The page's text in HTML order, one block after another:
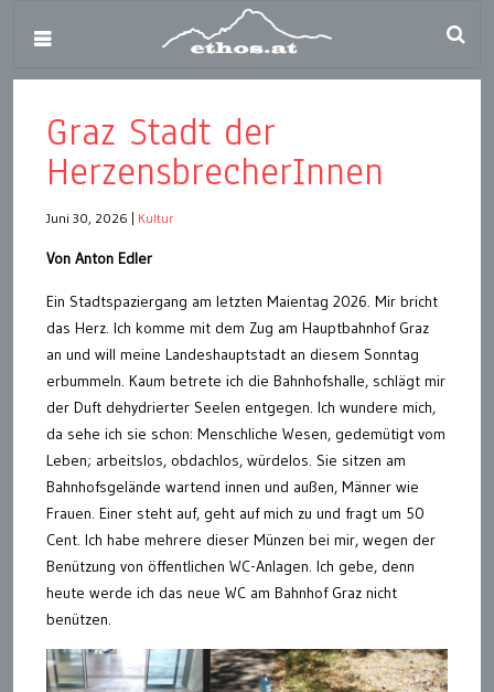
Graz Stadt der
HerzensbrecherInnen
Juni 30, 2026 Kultur
Von Anton Edler
Ein Stadtspaziergang am letzten Maientag 2026. Mir bricht
das Herz. Ich komme mit dem Zug am Hauptbahnhof Graz
an und will meine Landeshauptstadt an diesem Sonntag
erbummeln. Kaum betrete ich die Bahnhofshalle, schlägt mir
der Duft dehydrierter Seelen entgegen. Ich wundere mich,
da sehe ich sie schon: Menschliche Wesen, gedemütigt vom
Leben; arbeitslos, obdachlos, würdelos. Sie sitzen am
Bahnhofsgelände wartend innen und außen, Männer wie
Frauen. Einer steht auf, geht auf mich zu und fragt um 50
Cent. Ich habe mehrere dieser Münzen bei mir, wegen der
Benützung von öffentlichen WC-Anlagen. Ich gebe, denn
heute werde ich das neue WC am Bahnhof Graz nicht
benützen.